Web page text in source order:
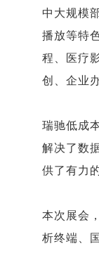
中大规模
播放等特
程、医疗
创、企业
瑞驰低成
解决了数
供了有力
本次展会
析终端、